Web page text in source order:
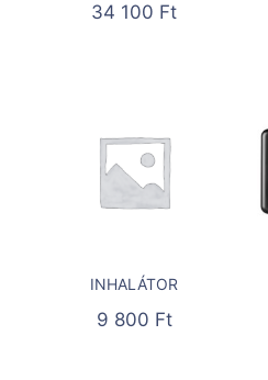
34 100 Ft
INHALÁTOR
9 800 Ft